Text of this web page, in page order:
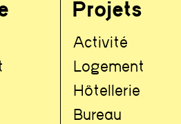
Projets
Activité
Logement
Hôtellerie
Bureau